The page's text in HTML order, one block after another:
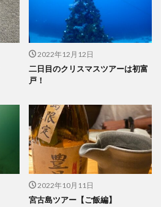
2022年12月12日
二日目のクリスマスツアーは初富
戸！
2022年10月11日
宮古島ツアー【ご飯編】